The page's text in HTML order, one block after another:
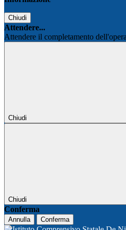
Chiudi
Attendere...
Attendere il completamento
Chiudi
Chiudi
Conferma
Annulla Conferma